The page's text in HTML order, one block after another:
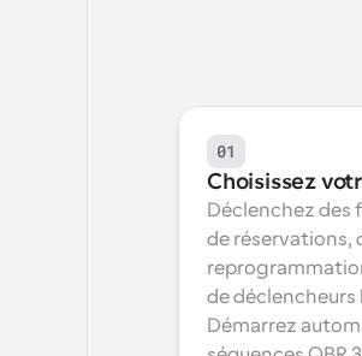
01
Choisissez
Déclenchez des
de réservations,
de déclencheurs
Démarrez